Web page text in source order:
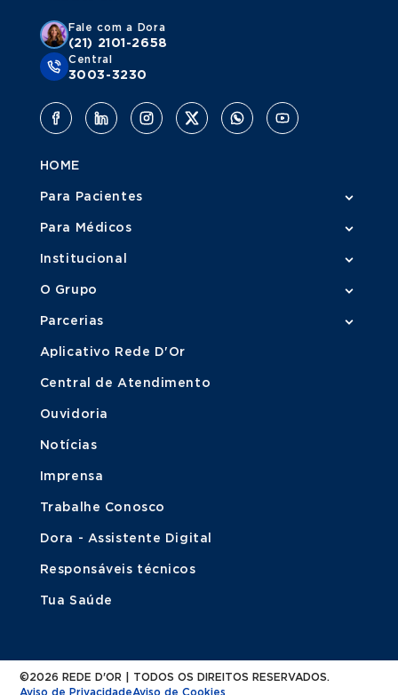
Fale com a Dora
(21) 2101-2658
Central
3003-3230
HOME
Para Pacientes
Para Médicos
Institucional
O Grupo
Parcerias
Aplicativo Rede D'Or
Central de Atendimento
Ouvidoria
Notícias
Imprensa
Trabalhe Conosco
Dora - Assistente Digital
Responsáveis técnicos
Tua Saúde
©2026 REDE D'OR | TODOS OS DIREITOS RESERVADOS.
Aviso de PrivacidadeAviso de Cookies